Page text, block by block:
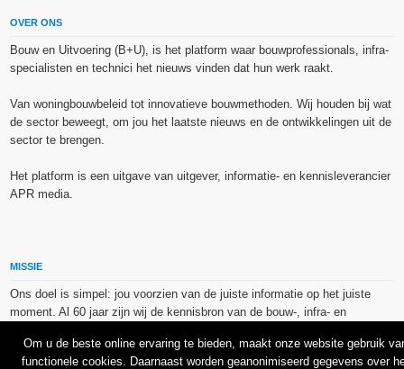
OVER ONS
Bouw en Uitvoering (B+U), is het platform waar bouwprofessionals, infra-
specialisten en technici het nieuws vinden dat hun werk raakt.
Van woningbouwbeleid tot innovatieve bouwmethoden. Wij houden bij wat
de sector beweegt, om jou het laatste nieuws en de ontwikkelingen uit de
sector te brengen.
Het platform is een uitgave van uitgever, informatie- en kennisleverancier
APR media.
MISSIE
Ons doel is simpel: jou voorzien van de juiste informatie op het juiste
moment. Al 60 jaar zijn wij de kennisbron van de bouw-, infra- en
De op dit platform gebruikte afbeeldingen, illustraties en foto’s zijn ofwel
Om u de beste online ervaring te bieden, maakt onze website gebruik
functionele cookies. Daarnaast worden geanonimiseerd gegevens over